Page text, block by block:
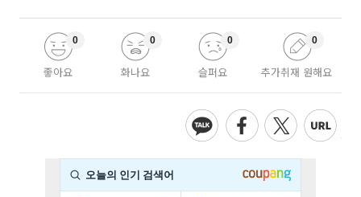
좋아요
0
화나요
0
슬퍼요
0
추가취재 원해요
0